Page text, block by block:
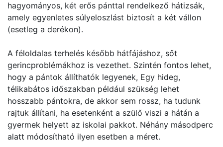
hagyományos, két erős pánttal rendelkező hátizsák,
amely egyenletes súlyeloszlást biztosít a két vállon
(esetleg a derékon).
A féloldalas terhelés később hátfájáshoz, sőt
gerincproblémákhoz is vezethet. Szintén fontos lehet,
hogy a pántok állíthatók legyenek, Egy hideg,
télikabátos időszakban például szükség lehet
hosszabb pántokra, de akkor sem rossz, ha tudunk
rajtuk állítani, ha esetenként a szülő viszi a hátán a
gyermek helyett az iskolai pakkot. Néhány másodperc
alatt módosítható ilyen esetben a méret.